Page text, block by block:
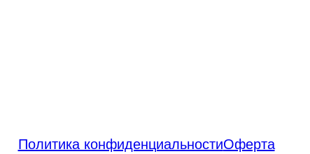
Политика конфиденциальностиОферта